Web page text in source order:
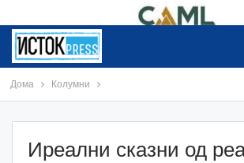
Дома Колумни
Иреални сказни од